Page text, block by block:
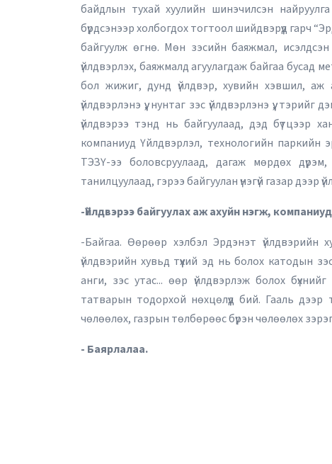
байдлын тухай хуулийн шинэчилсэн
бүрдсэнээр холбогдох тогтоол шийдвэрүүд гарч
байгуулж өгнө. Мөн зэсийн баяжмал, исэлдсэн
үйлдвэрлэх, баяжмалд агуулагдаж байгаа бусад
бол жижиг, дунд үйлдвэр, хувийн хэвшил, аж
үйлдвэрлэнэ үү, нунтаг зэс үйлдвэрлэнэ үү,
үйлдвэрээ тэнд нь байгуулаад, дэд бүтцээр
компаниуд Үйлдвэрлэл, технологийн паркийн
ТЭЗҮ-ээ боловсруулаад, дагаж мөрдөх
танилцуулаад, гэрээ байгуулан үнэгүй газар дээр
-Үйлдвэрээ байгуулах аж ахуйн нэгж,
-Байгаа. Өөрөөр хэлбэл Эрдэнэт үйлдвэрийн
үйлдвэрийн хувьд түүхий эд нь болох катодын
анги, зэс утас... өөр үйлдвэрлэж болох
татварын тодорхой нөхцөлүүд бий. Гааль дээр
чөлөөлөх, газрын төлбөрөөс бүрэн чөлөөлөх
- Баярлалаа.